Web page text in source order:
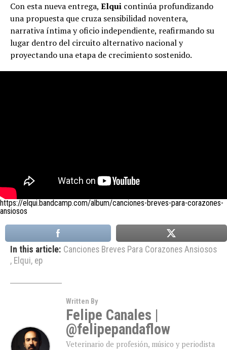
Con esta nueva entrega, Elqui continúa profundizando
una propuesta que cruza sensibilidad noventera,
narrativa íntima y oficio independiente, reafirmando su
lugar dentro del circuito alternativo nacional y
proyectando una etapa de crecimiento sostenido.
https://elqui.bandcamp.com/album/canciones-breves-para-corazones-
ansiosos
In this article: Canciones Breves Para Corazones Ansiosos
, Elqui, ep
Written By
Felipe Canales |
@felipepandaflow
Veterinario de profesión, músico y periodista